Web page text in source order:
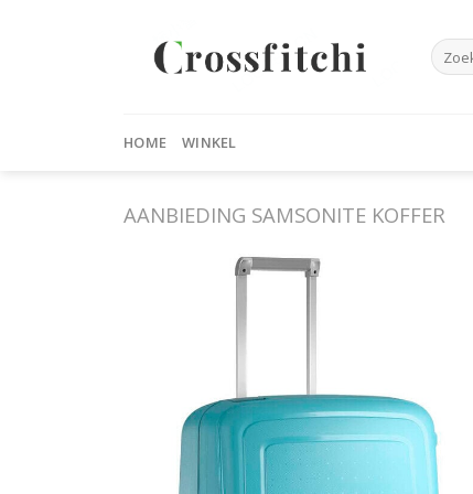
Zoeken
naar:
HOME WINKEL
AANBIEDING SAMSONITE KOFFER